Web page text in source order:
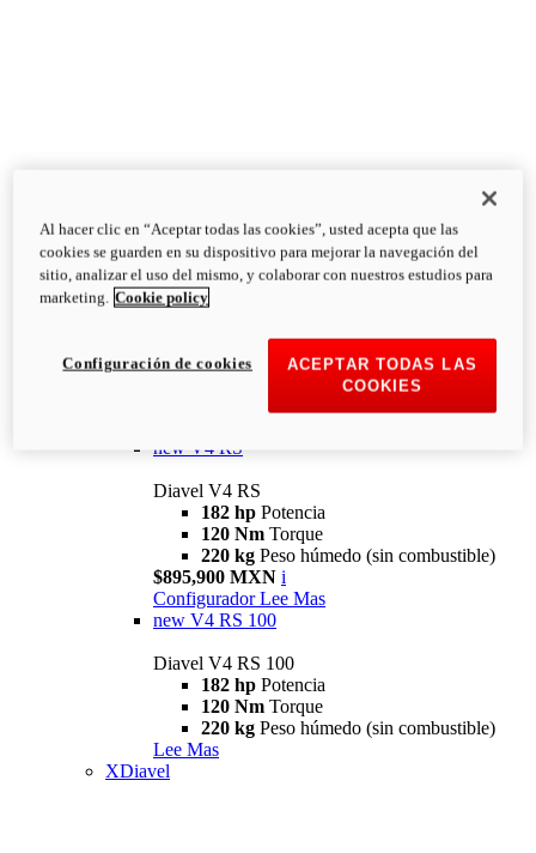
Diavel
V4
Diavel V4
126 NmTorque
223 kg
PESO HÚMEDO SIN
new V4 RS
Diavel V4 RS
182 hp Potencia
120 Nm Torque
220 kg Peso húmedo (sin combustible)
$895,900 MXN i
Configurador Lee Mas
new V4 RS 100
Diavel V4 RS 100
182 hp Potencia
120 Nm Torque
220 kg Peso húmedo (sin combustible)
Lee Mas
XDiavel
Al hacer clic en “Aceptar todas las cookies”, usted acepta que las
cookies se guarden en su dispositivo para mejorar la navegación del
sitio, analizar el uso del mismo, y colaborar con nuestros estudios para
marketing. Cookie policy
ACEPTAR TODAS LAS
COOKIES
Configuración de cookies